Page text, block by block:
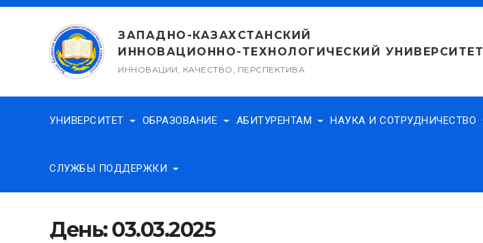
Перейти
содержимому
ЗАПАДНО-КАЗАХСТАНСКИЙ
ИННОВАЦИОННО-ТЕХНОЛОГИЧЕСКИЙ УНИВЕРСИТЕТ
ИННОВАЦИИ, КАЧЕСТВО, ПЕРСПЕКТИВА
УНИВЕРСИТЕТ ОБРАЗОВАНИЕ АБИТУРЕНТАМ НАУКА И СОТРУДНИЧЕСТВО
СЛУЖБЫ ПОДДЕРЖКИ
День:03.03.2025